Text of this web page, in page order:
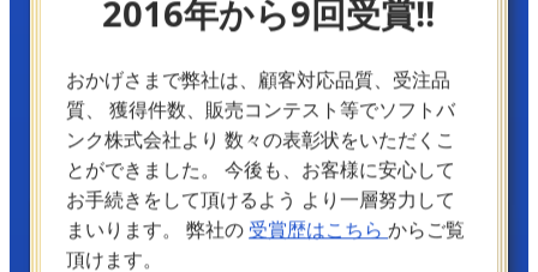
2016年から9回受賞!!
おかげさまで弊社は、顧客対応品質、受注品
質、
獲得件数、販売コンテスト等でソフトバ
ンク株式会社より 数々の表彰状をいただくこ
とができました。
今後も、お客様に安心して
お手続きをして頂けるよう より一層努力して
まいります。
弊社の 受賞歴はこちらからご覧
頂けます。